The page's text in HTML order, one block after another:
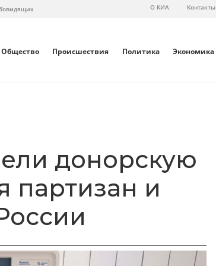
О КИА Контакты
Общество Происшествия Политика Экономика
донорскую
партизан и